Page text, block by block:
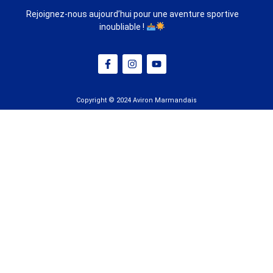
Rejoignez-nous aujourd’hui pour une aventure sportive
inoubliable !
Copyright © 2024 Aviron Marmandais